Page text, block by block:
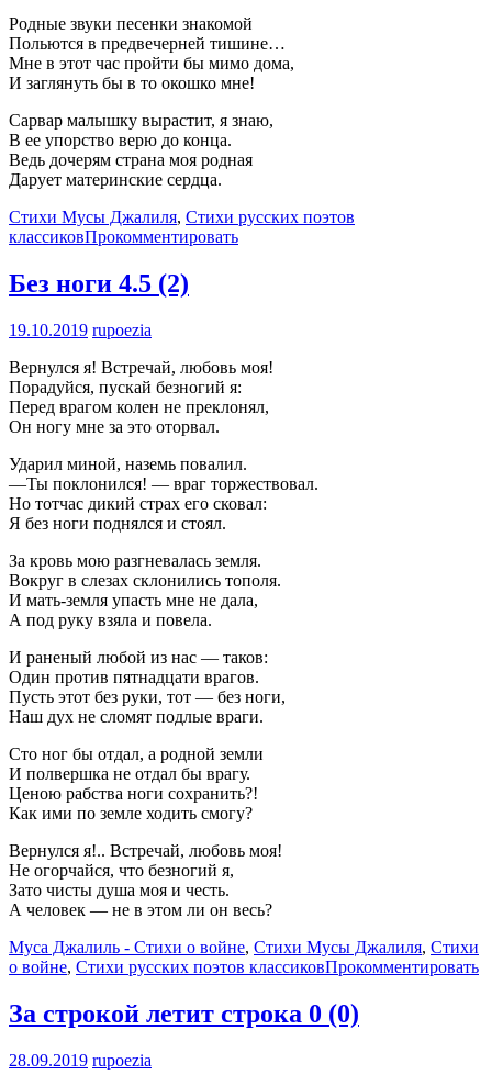
Родные звуки песенки знакомой
Польются в предвечерней тишине…
Мне в этот час пройти бы мимо дома,
И заглянуть бы в то окошко мне!
Сарвар малышку вырастит, я знаю,
В ее упорство верю до конца.
Ведь дочерям страна моя родная
Дарует материнские сердца.
Стихи Мусы Джалиля, Стихи русских поэтов
классиковПрокомментировать
Без ноги 4.5 (2)
19.10.2019 rupoezia
Вернулся я! Встречай, любовь моя!
Порадуйся, пускай безногий я:
Перед врагом колен не преклонял,
Он ногу мне за это оторвал.
Ударил миной, наземь повалил.
—Ты поклонился! — враг торжествовал.
Но тотчас дикий страх его сковал:
Я без ноги поднялся и стоял.
За кровь мою разгневалась земля.
Вокруг в слезах склонились тополя.
И мать-земля упасть мне не дала,
А под руку взяла и повела.
И раненый любой из нас — таков:
Один против пятнадцати врагов.
Пусть этот без руки, тот — без ноги,
Наш дух не сломят подлые враги.
Сто ног бы отдал, а родной земли
И полвершка не отдал бы врагу.
Ценою рабства ноги сохранить?!
Как ими по земле ходить смогу?
Вернулся я!.. Встречай, любовь моя!
Не огорчайся, что безногий я,
Зато чисты душа моя и честь.
А человек — не в этом ли он весь?
Муса Джалиль - Стихи о войне, Стихи Мусы Джалиля, Стихи
о войне, Стихи русских поэтов классиковПрокомментировать
За строкой летит строка 0 (0)
28.09.2019 rupoezia